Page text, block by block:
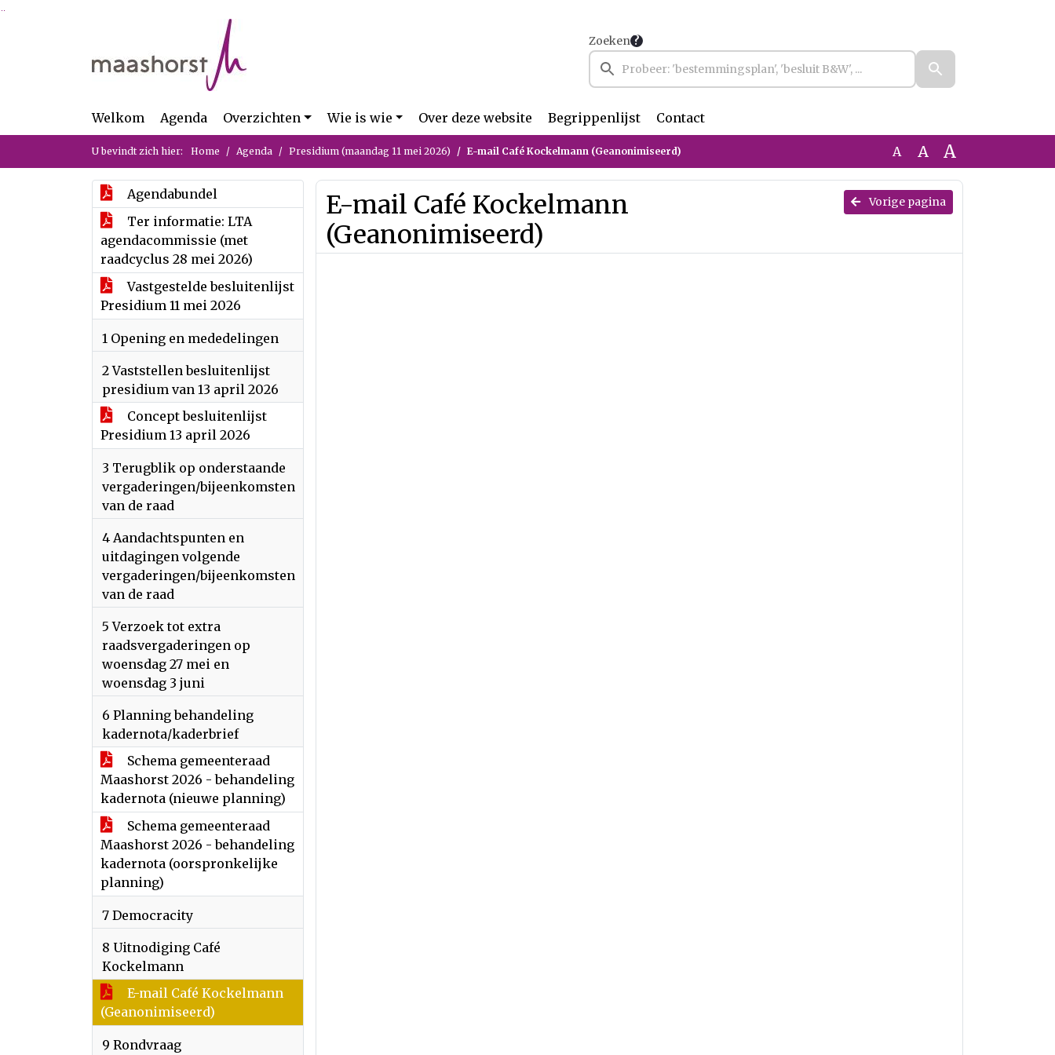
Zoeken
Welkom Agenda Overzichten Wie is wie Over deze website Begrippenlijst Contact
U bevindt zich hier: Home Agenda Presidium (maandag 11 mei 2026) E-mail Café Kockelmann (Geanonimiseerd) A A A
Agendabundel
Ter informatie: LTA
agendacommissie (met
raadcyclus 28 mei 2026)
Vastgestelde besluitenlijst
Presidium 11 mei 2026
1 Opening en mededelingen
2 Vaststellen besluitenlijst
presidium van 13 april 2026
Concept besluitenlijst
Presidium 13 april 2026
3 Terugblik op onderstaande
vergaderingen/bijeenkomsten
van de raad
4 Aandachtspunten en
uitdagingen volgende
vergaderingen/bijeenkomsten
van de raad
5 Verzoek tot extra
raadsvergaderingen op
woensdag 27 mei en
woensdag 3 juni
6 Planning behandeling
kadernota/kaderbrief
Schema gemeenteraad
Maashorst 2026 - behandeling
kadernota (nieuwe planning)
Schema gemeenteraad
Maashorst 2026 - behandeling
kadernota (oorspronkelijke
planning)
7 Democracity
8 Uitnodiging Café
Kockelmann
E-mail Café Kockelmann
(Geanonimiseerd)
9 Rondvraag
Vorige pagina
E-mail Café Kockelmann
(Geanonimiseerd)